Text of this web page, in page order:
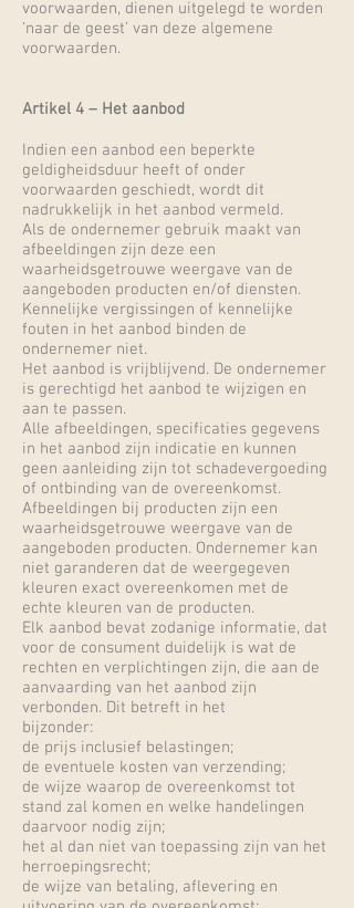
voorwaarden, dienen uitgelegd te worden
‘naar de geest’ van deze algemene
voorwaarden.
Artikel 4 – Het aanbod
Indien een aanbod een beperkte
geldigheidsduur heeft of onder
voorwaarden geschiedt, wordt dit
nadrukkelijk in het aanbod vermeld.
Als de ondernemer gebruik maakt van
afbeeldingen zijn deze een
waarheidsgetrouwe weergave van de
aangeboden producten en/of diensten.
Kennelijke vergissingen of kennelijke
fouten in het aanbod binden de
ondernemer niet.
Het aanbod is vrijblijvend. De ondernemer
is gerechtigd het aanbod te wijzigen en
aan te passen.
Alle afbeeldingen, specificaties gegevens
in het aanbod zijn indicatie en kunnen
geen aanleiding zijn tot schadevergoeding
of ontbinding van de overeenkomst.
Afbeeldingen bij producten zijn een
waarheidsgetrouwe weergave van de
aangeboden producten. Ondernemer kan
niet garanderen dat de weergegeven
kleuren exact overeenkomen met de
echte kleuren van de producten.
Elk aanbod bevat zodanige informatie, dat
voor de consument duidelijk is wat de
rechten en verplichtingen zijn, die aan de
aanvaarding van het aanbod zijn
verbonden. Dit betreft in het
bijzonder:
de prijs inclusief belastingen;
de eventuele kosten van verzending;
de wijze waarop de overeenkomst tot
stand zal komen en welke handelingen
daarvoor nodig zijn;
het al dan niet van toepassing zijn van het
herroepingsrecht;
de wijze van betaling, aflevering en